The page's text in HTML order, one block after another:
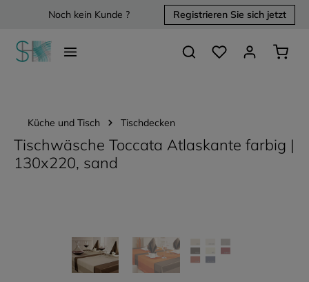
springenNoch kein Kunde ? Registrieren Sie sich jetzt
Du hast 0 Produkte
Küche und Tisch Tischdecken
Tischwäsche Toccata Atlaskante farbig |
130x220, sand